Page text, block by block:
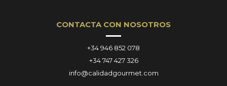
CONTACTA CON NOSOTROS
+34 946 852 078
+34 747 427 326
info@calidadgourmet.com